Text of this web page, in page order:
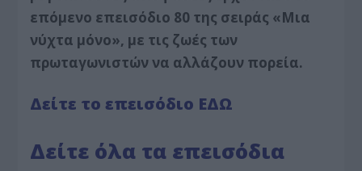
επόμενο επεισόδιο 80 της σειράς «Μια
νύχτα μόνο», με τις ζωές των
πρωταγωνιστών να αλλάζουν πορεία.
Δείτε το επεισόδιο ΕΔΩ
Δείτε όλα τα επεισόδια